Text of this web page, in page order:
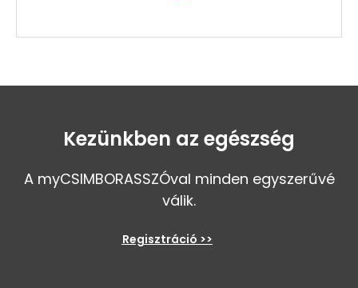
Kezünkben az egészség
A myCSIMBORASSZÓval minden egyszerűvé
válik.
Regisztráció >>